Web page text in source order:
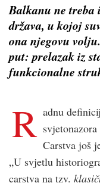
Balkanu ne treba
država, u kojoj
ona njegovu
put: prelazak iz
funkcionalne
R adnu
Carstva još
„U svjetlu
carstva na tzv.